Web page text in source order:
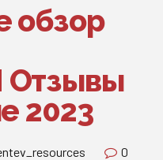
обзор
2023
0